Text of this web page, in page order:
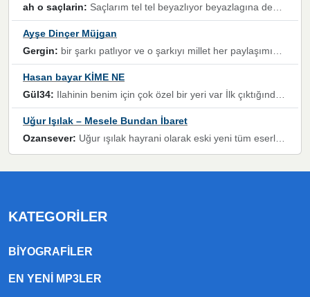
ah o saçlarin: Saçlarım tel tel beyazlıyor beyazlagına degil yanımda sen yoksun ona üzülüyorum günler bir bir geçiyor geçen günlere değil sensiz geçen günlere darılıyorum,Dinledikce asla kavusamayacagim ama asla unutamicagim sevdiğim adam için yanar içim
Ayşe Dinçer Müjgan
Gergin: bir şarkı patlıyor ve o şarkıyı millet her paylaşımın altına koyuyor ve öyle bir durum hal alıyor ki şarkıyı dinlemeden şarkıdan bikıyorsun Ama bu enteresan bir şekilde dillere dolanıyor millet olarak seviyoruz dertlerle boğuşurken bir yandan da göbek atmayi))) diyeceklerim bu kadar güzel hoş bir sayfa emeğinize sağlık arkadaşlar kolay gelsin
Hasan bayar KİME NE
Gül34: Ilahinin benim için çok özel bir yeri var İlk çıktığında komşum ne kadar yüksek sesle dinliyorsa orada duymuştum ve YouTube'dan aratıp Bu ilahiyi bulmuştum ve sonra müdavimi oldum günlük Ben de 3-5 kere dinleyip ezberleyip artık ilahiye bende eşlik ediyorum yüksek sesle Allah razı olsun hizmet nimettir Rabbim sizin zahmetlerinize de hayırlı nimetler versin Selam ve dua ile Allah'a emanet olun
Uğur Işılak – Mesele Bundan İbaret
Ozansever: Uğur ışılak hayrani olarak eski yeni tüm eserlerini keyifle huzurla dinleyenlerden birisiyim, emeğine saygı duyan gönül veren bunu en güzel şekilde sevenlerine ulaştıran siz değerli sayfa yöneticilerine de teşekkür ederim
KATEGORILER
BIYOGRAFILER
EN YENI MP3LER